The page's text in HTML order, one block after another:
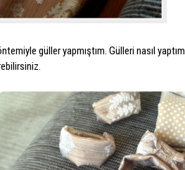
güller yapmıştım. Gülleri nasıl yaptım